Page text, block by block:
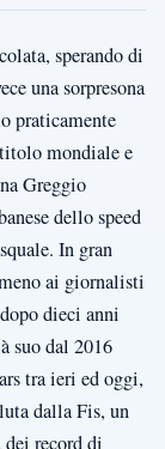
sperando di
una sorpresona
praticamente
mondiale e
Greggio
dello speed
In gran
ai giornalisti
dieci anni
suo dal 2016
tra ieri ed oggi,
dalla Fis, un
dei record di